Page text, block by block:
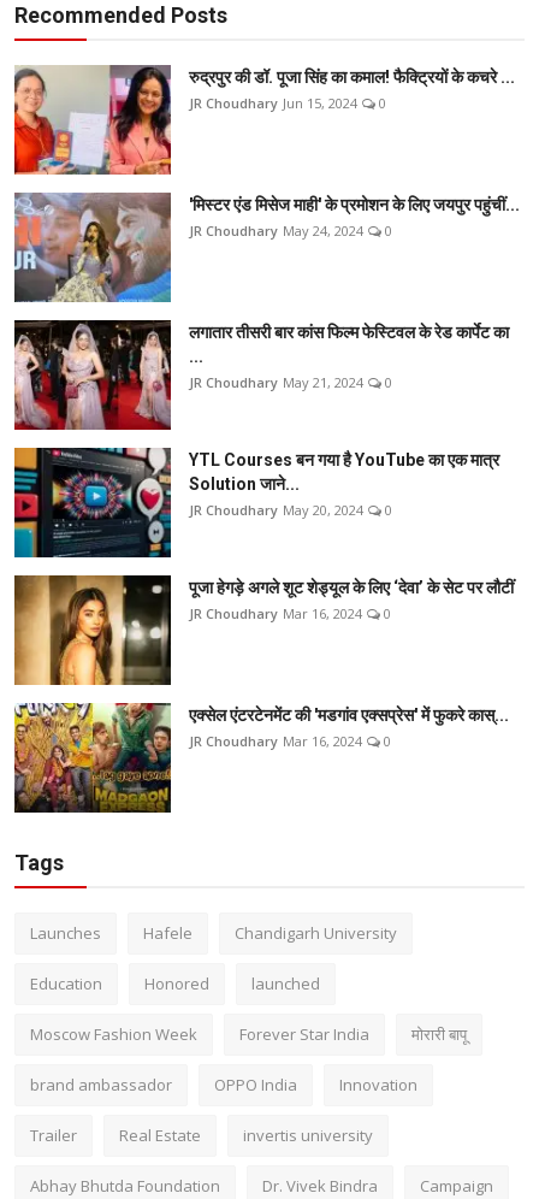
Recommended Posts
रुद्रपुर की डॉ. पूजा सिंह का कमाल! फैक्ट्रियों के कचरे ...
JR Choudhary Jun 15, 2024 0
'मिस्टर एंड मिसेज माही' के प्रमोशन के लिए जयपुर पहुंचीं...
JR Choudhary May 24, 2024 0
लगातार तीसरी बार कांस फिल्म फेस्टिवल के रेड कार्पेट का
...
JR Choudhary May 21, 2024 0
YTL Courses बन गया है YouTube का एक मात्र
Solution जाने...
JR Choudhary May 20, 2024 0
पूजा हेगड़े अगले शूट शेड्यूल के लिए ‘देवा’ के सेट पर लौटीं
JR Choudhary Mar 16, 2024 0
एक्सेल एंटरटेनमेंट की 'मडगांव एक्सप्रेस' में फुकरे कास्...
JR Choudhary Mar 16, 2024 0
Tags
Launches Hafele Chandigarh University
Education Honored launched
Moscow Fashion Week Forever Star India मोरारी बापू
brand ambassador OPPO India Innovation
Trailer Real Estate invertis university
Abhay Bhutda Foundation Dr. Vivek Bindra Campaign